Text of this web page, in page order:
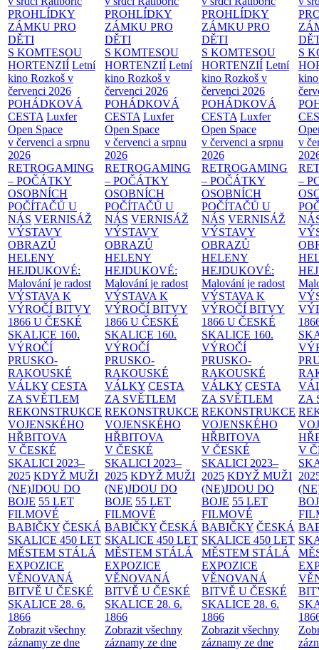
PROHLÍDKY
ZÁMKU PRO
DĚTI
S KOMTESOU
HORTENZIÍ Letní
kino Rozkoš v
červenci 2026
POHÁDKOVÁ
CESTA Luxfer
Open Space
v červenci a srpnu
2026
RETROGAMING
– POČÁTKY
OSOBNÍCH
POČÍTAČŮ U
NÁS VERNISÁŽ
VÝSTAVY
OBRAZŮ
HELENY
HEJDUKOVÉ:
Malování je radost
VÝSTAVA K
VÝROČÍ BITVY
1866 U ČESKÉ
SKALICE 160.
VÝROČÍ
PRUSKO-
RAKOUSKÉ
VÁLKY CESTA
ZA SVĚTLEM
REKONSTRUKCE
VOJENSKÉHO
HŘBITOVA
V ČESKÉ
SKALICI 2023–
2025 KDYŽ MUŽI
(NE)JDOU DO
BOJE 55 LET
FILMOVÉ
BABIČKY ČESKÁ
SKALICE 450 LET
MĚSTEM STÁLÁ
EXPOZICE
VĚNOVANÁ
BITVĚ U ČESKÉ
SKALICE 28. 6.
1866
Zobrazit všechny
záznamy ze dne
PROHLÍDKY
ZÁMKU PRO
DĚTI
S KOMTESOU
HORTENZIÍ Letní
kino Rozkoš v
červenci 2026
POHÁDKOVÁ
CESTA Luxfer
Open Space
v červenci a srpnu
2026
RETROGAMING
– POČÁTKY
OSOBNÍCH
POČÍTAČŮ U
NÁS VERNISÁŽ
VÝSTAVY
OBRAZŮ
HELENY
HEJDUKOVÉ:
Malování je radost
VÝSTAVA K
VÝROČÍ BITVY
1866 U ČESKÉ
SKALICE 160.
VÝROČÍ
PRUSKO-
RAKOUSKÉ
VÁLKY CESTA
ZA SVĚTLEM
REKONSTRUKCE
VOJENSKÉHO
HŘBITOVA
V ČESKÉ
SKALICI 2023–
2025 KDYŽ MUŽI
(NE)JDOU DO
BOJE 55 LET
FILMOVÉ
BABIČKY ČESKÁ
SKALICE 450 LET
MĚSTEM STÁLÁ
EXPOZICE
VĚNOVANÁ
BITVĚ U ČESKÉ
SKALICE 28. 6.
1866
Zobrazit všechny
záznamy ze dne
PROHLÍDKY
ZÁMKU PRO
DĚTI
S KOMTESOU
HORTENZIÍ Letní
kino Rozkoš v
červenci 2026
POHÁDKOVÁ
CESTA Luxfer
Open Space
v červenci a srpnu
2026
RETROGAMING
– POČÁTKY
OSOBNÍCH
POČÍTAČŮ U
NÁS VERNISÁŽ
VÝSTAVY
OBRAZŮ
HELENY
HEJDUKOVÉ:
Malování je radost
VÝSTAVA K
VÝROČÍ BITVY
1866 U ČESKÉ
SKALICE 160.
VÝROČÍ
PRUSKO-
RAKOUSKÉ
VÁLKY CESTA
ZA SVĚTLEM
REKONSTRUKCE
VOJENSKÉHO
HŘBITOVA
V ČESKÉ
SKALICI 2023–
2025 KDYŽ MUŽI
(NE)JDOU DO
BOJE 55 LET
FILMOVÉ
BABIČKY ČESKÁ
SKALICE 450 LET
MĚSTEM STÁLÁ
EXPOZICE
VĚNOVANÁ
BITVĚ U ČESKÉ
SKALICE 28. 6.
1866
Zobrazit všechny
záznamy ze dne
S
v
–
ZA
V